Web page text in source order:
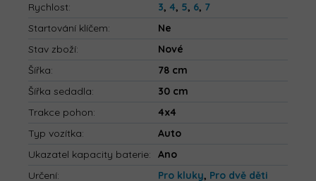
Rychlost: 3, 4, 5, 6, 7
Startování klíčem:
Ne
Stav zboží:
Nové
Šířka:
78 cm
Šířka sedadla:
30 cm
Trakce pohon:
4x4
Typ vozítka:
Auto
Ukazatel kapacity baterie:
Ano
Určení: Pro kluky, Pro dvě děti